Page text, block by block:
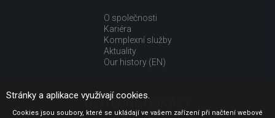
O společnosti
Kariéra
Komplexní služby
Aktuality
Our history (EN)
UŽITEČNÉ ODKAZY
Stránky a aplikace využívají cookies.
Cookies jsou soubory, které se ukládají ve vašem zařízení při načtení webové